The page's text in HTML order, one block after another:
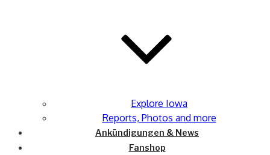
Explore Iowa
Reports, Photos and more
Ankündigungen & News
Fanshop